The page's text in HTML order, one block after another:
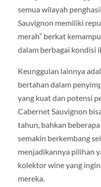
semua wilayah
Sauvignon memiliki
merah” berkat
dalam berbagai kondisi
Keunggulan lainnya
bertahan dalam
yang kuat dan potensi
Cabernet Sauvignon
tahun, bahkan
semakin berkembang
menjadikannya pilihan
kolektor wine yang
mereka.